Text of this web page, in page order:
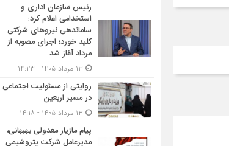
رئیس سازمان اداری و
استخدامی اعلام کرد:
ساماندهی نیروهای شرکتی
کلید خورد؛ اجرای مصوبه از
مرداد آغاز شد
روایتی از مسئولیت اجتماعی
در مسیر اربعین
پیام مازیار معدولی بهبهانی،
مدیرعامل شرکت پتروشیمی